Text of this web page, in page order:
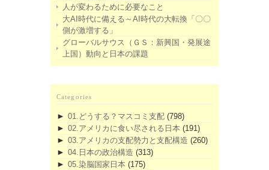
人が変わるために必要なこと
大AI時代に備える～AI時代の大転換「〇〇
側が激増する」
グローバルサウス（ＧＳ：新興国・発展途
上国）動向と日本の課題
Categories
► 01.どうする？マスコミ支配 (798)
► 02.アメリカに食い尽される日本 (191)
► 03.アメリカの支配勢力と支配構造 (260)
► 04.日本の政治構造 (313)
► 05.染脳国家日本 (175)